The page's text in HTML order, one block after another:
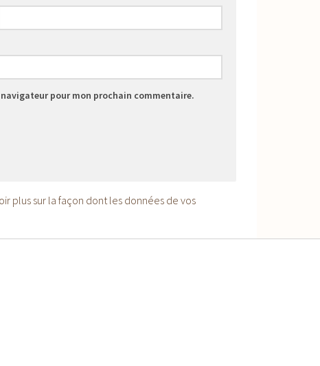
pour mon prochain commentaire.
plus sur la façon dont les données de vos